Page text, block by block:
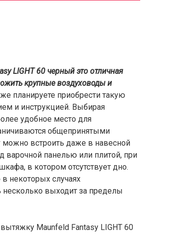
LIGHT 60 черный это отличная
крупные воздуховоды и
планируете приобрести такую
и инструкцией. Выбирая
удобное место для
общепринятыми
встроить даже в навесной
панелью или плитой, при
в котором отсутствует дно.
в некоторых случаях
несколько выходит за пределы
Maunfeld Fantasy LIGHT 60